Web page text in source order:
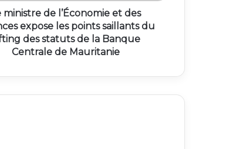
ministre de l’Économie et des
expose les points saillants du
des statuts de la Banque
Centrale de Mauritanie